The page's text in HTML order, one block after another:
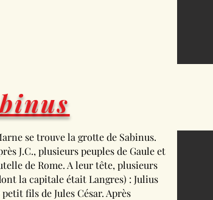
se trouve la grotte de Sabinus.
J.C., plusieurs peuples de Gaule et
de Rome. A leur tête, plusieurs
la capitale était Langres) : Julius
fils de Jules César. Après